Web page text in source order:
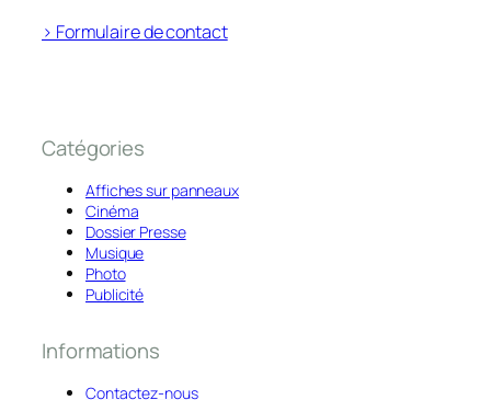
> Formulaire de contact
Catégories
Affiches sur panneaux
Cinéma
Dossier Presse
Musique
Photo
Publicité
Informations
Contactez-nous